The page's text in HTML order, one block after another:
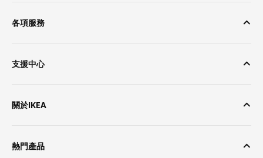
各項服務
支援中心
關於IKEA
熱門產品